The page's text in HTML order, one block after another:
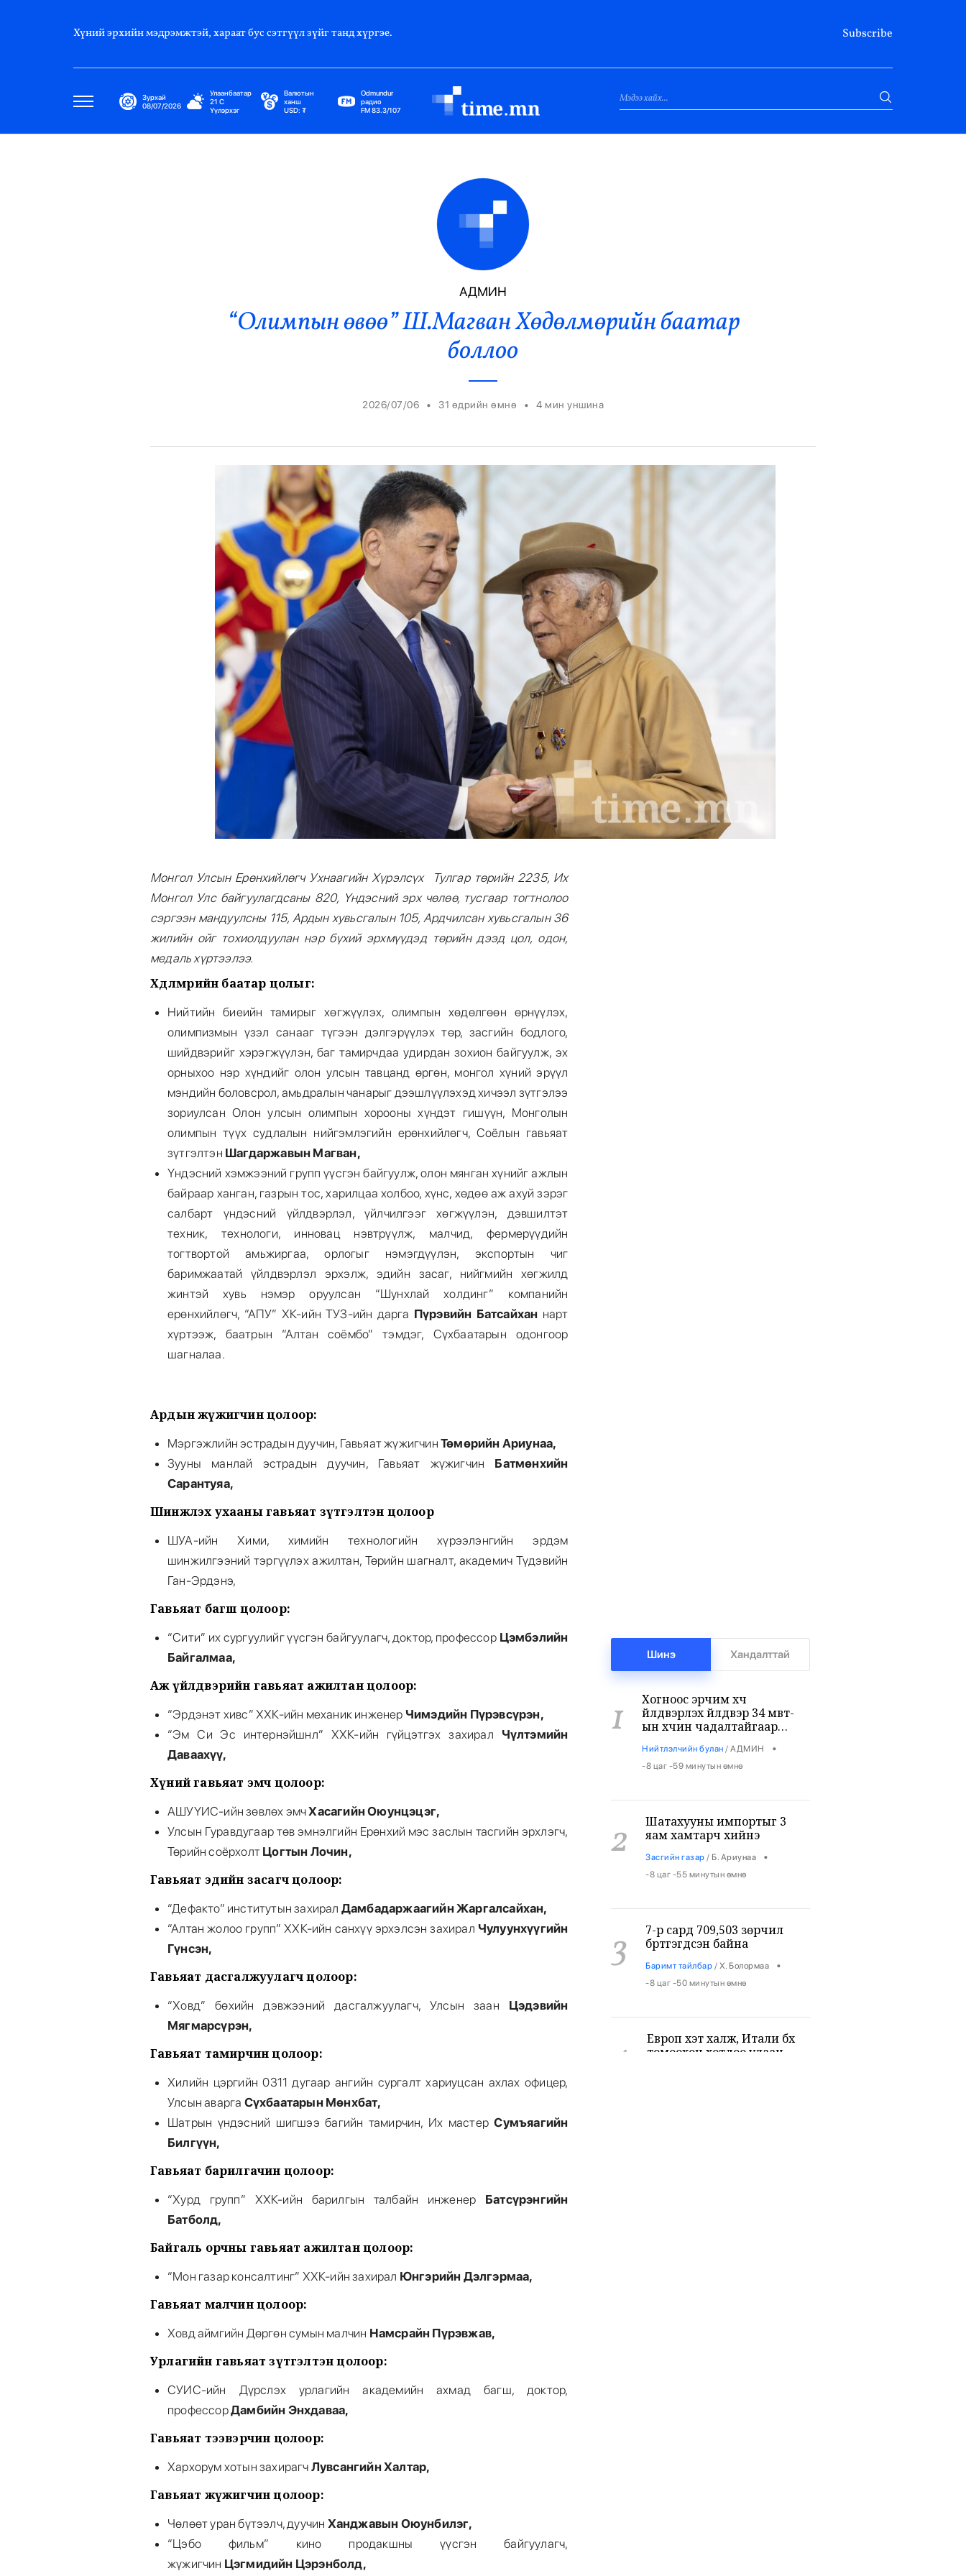
Хүний эрхийн мэдрэмжтэй, хараат бус сэтгүүл зүйг танд хүргэе. Subscribe
Зурхай
08/07/2026
Улаанбаатар
21 C
Үүлэрхэг
Валютын
ханш
USD:₮
Odmundur
радио
FM 83.3/107
Энтертайнмент
Эрэн Сурвалжилга
Гадаад Харилцаа
Элчин Сайд
Парламент
Засгийн Газар
Ерөнхийлөгч
АДМИН
“Олимпын өвөө” Ш.Магван Хөдөлмөрийн баатар
боллоо
2026/07/06 • 31 өдрийн өмнө • 4 мин уншина
Монгол Улсын Ерөнхийлөгч Ухнаагийн Хүрэлсүх Тулгар төрийн 2235, Их
Монгол Улс байгуулагдсаны 820, Үндэсний эрх чөлөө, тусгаар тогтнолоо
сэргээн мандуулсны 115, Ардын хувьсгалын 105, Ардчилсан хувьсгалын 36
жилийн ойг тохиолдуулан нэр бүхий эрхмүүдэд төрийн дээд цол, одон,
медаль хүртээлээ.
Хөдөлмөрийн баатар цолыг:
Нийтийн биеийн тамирыг хөгжүүлэх, олимпын хөдөлгөөн өрнүүлэх,
олимпизмын үзэл санааг түгээн дэлгэрүүлэх төр, засгийн бодлого,
шийдвэрийг хэрэгжүүлэн, баг тамирчдаа удирдан зохион байгуулж, эх
орныхоо нэр хүндийг олон улсын тавцанд өргөн, монгол хүний эрүүл
мэндийн боловсрол, амьдралын чанарыг дээшлүүлэхэд хичээл зүтгэлээ
зориулсан Олон улсын олимпын хорооны хүндэт гишүүн, Монголын
олимпын түүх судлалын нийгэмлэгийн ерөнхийлөгч, Соёлын гавьяат
зүтгэлтэн Шагдаржавын Магван,
Үндэсний хэмжээний групп үүсгэн байгуулж, олон мянган хүнийг ажлын
байраар ханган, газрын тос, харилцаа холбоо, хүнс, хөдөө аж ахуй зэрэг
салбарт үндэсний үйлдвэрлэл, үйлчилгээг хөгжүүлэн, дэвшилтэт
техник, технологи, инновац нэвтрүүлж, малчид, фермерүүдийн
тогтвортой амьжиргаа, орлогыг нэмэгдүүлэн, экспортын чиг
баримжаатай үйлдвэрлэл эрхэлж, эдийн засаг, нийгмийн хөгжилд
жинтэй хувь нэмэр оруулсан “Шунхлай холдинг” компанийн
ерөнхийлөгч, “АПУ” ХК-ийн ТУЗ-ийн дарга Пүрэвийн Батсайхан нарт
хүртээж, баатрын “Алтан соёмбо” тэмдэг, Сүхбаатарын одонгоор
шагналаа.
Ардын жүжигчин цолоор:
Мэргэжлийн эстрадын дуучин, Гавьяат жүжигчин Төмөрийн Ариунаа,
Зууны манлай эстрадын дуучин, Гавьяат жүжигчин Батмөнхийн
Сарантуяа,
Шинжлэх ухааны гавьяат зүтгэлтэн цолоор
ШУА-ийн Хими, химийн технологийн хүрээлэнгийн эрдэм
шинжилгээний тэргүүлэх ажилтан, Төрийн шагналт, академич Түдэвийн
Ган-Эрдэнэ,
Гавьяат багш цолоор:
“Сити” их сургуулийг үүсгэн байгуулагч, доктор, профессор Цэмбэлийн
Байгалмаа,
Аж үйлдвэрийн гавьяат ажилтан цолоор:
“Эрдэнэт хивс” ХХК-ийн механик инженер Чимэдийн Пүрэвсүрэн,
“Эм Си Эс интернэйшнл” ХХК-ийн гүйцэтгэх захирал Чүлтэмийн
Даваахүү,
Хүний гавьяат эмч цолоор:
АШУҮИС-ийн зөвлөх эмчХасагийн Оюунцэцэг,
Улсын Гуравдугаар төв эмнэлгийн Ерөнхий мэс заслын тасгийн эрхлэгч,
Төрийн соёрхолт Цогтын Лочин,
Гавьяат эдийн засагч цолоор:
“Дефакто” институтын захирал Дамбадаржаагийн Жаргалсайхан,
“Алтан жолоо групп” ХХК-ийн санхүү эрхэлсэн захирал Чулуунхүүгийн
Гүнсэн,
Гавьяат дасгалжуулагч цолоор:
“Ховд” бөхийн дэвжээний дасгалжуулагч, Улсын заан Цэдэвийн
Мягмарсүрэн,
Гавьяат тамирчин цолоор:
Хилийн цэргийн 0311 дугаар ангийн сургалт хариуцсан ахлах офицер,
Улсын аварга Сүхбаатарын Мөнхбат,
Шатрын үндэсний шигшээ багийн тамирчин, Их мастерСумъяагийн
Билгүүн,
Гавьяат барилгачин цолоор:
“Хурд групп” ХХК-ийн барилгын талбайн инженер Батсүрэнгийн
Батболд,
Байгаль орчны гавьяат ажилтан цолоор:
“Мон газар консалтинг” ХХК-ийн захирал Юнгэрийн Дэлгэрмаа,
Гавьяат малчин цолоор:
Ховд аймгийн Дөргөн сумын малчин Намсрайн Пүрэвжав,
Урлагийн гавьяат зүтгэлтэн цолоор:
СУИС-ийн Дүрслэх урлагийн академийн ахмад багш, доктор,
профессорДамбийн Энхдаваа,
Гавьяат тээвэрчин цолоор:
Хархорум хотын захирагч Лувсангийн Халтар,
Гавьяат жүжигчин цолоор:
Чөлөөт уран бүтээлч, дуучин Ханджавын Оюунбилэг,
“Цэбо фильм” кино продакшны үүсгэн байгуулагч,
жүжигчин Цэгмидийн Цэрэнболд,
Шинэ Хандалттай
1
Хогноос эрчим хүч
үйлдвэрлэх үйлдвэр 34 мвт-
ын хүчин чадалтайгаар
Нийтлэлчийн булан / АДМИН •
-8 цаг -59 минутын өмнө
2
Шатахууны импортыг 3
яам хамтарч хийнэ
Засгийн газар / Б. Ариунаа •
-8 цаг -55 минутын өмнө
3
7-р сард 709,503 зөрчил
бүртгэгдсэн байна
Баримт тайлбар / Х. Болормаа •
-8 цаг -50 минутын өмнө
4
Европ хэт халж, Итали бүх
томоохон хотдоо улаан